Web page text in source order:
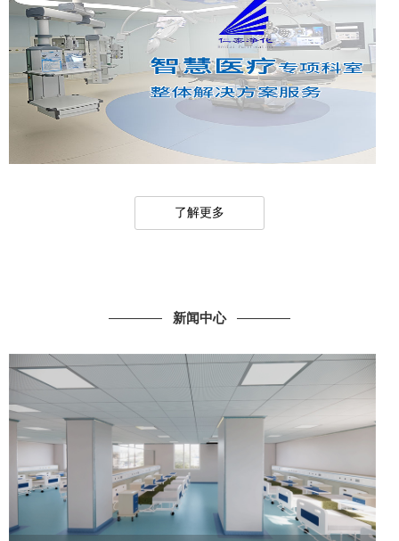
了解更多
新闻中心